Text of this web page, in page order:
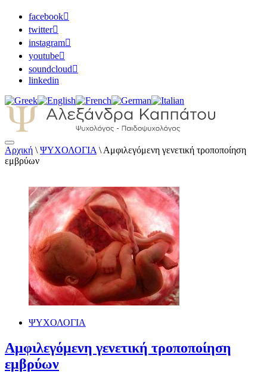
facebook
twitter
instagram
youtube
soundcloud
linkedin
Αλεξάνδρα Καππάτου Ψυχολόγος –
Παιδοψυχολόγος
Αρχική \ ΨΥΧΟΛΟΓΙΑ \ Αμφιλεγόμενη γενετική τροποποίηση
εμβρύων
ΨΥΧΟΛΟΓΙΑ
Αμφιλεγόμενη γενετική τροποποίηση
εμβρύων